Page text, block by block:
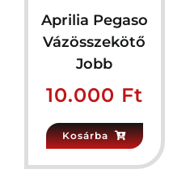
Aprilia Pegaso
Vázösszekötő
Jobb
10.000 Ft
Kosárba